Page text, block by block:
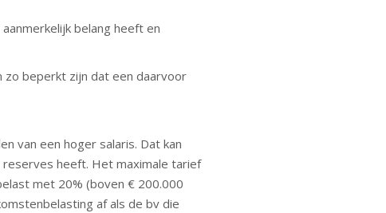
belang heeft en
beperkt zijn dat een daarvoor
van een hoger salaris. Dat kan
heeft. Het maximale tarief
met 20% (boven € 200.000
af als de bv die